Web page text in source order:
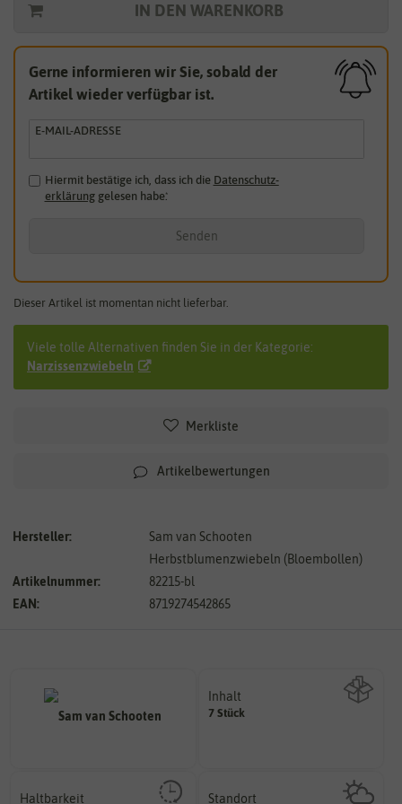
IN DEN WARENKORB
Gerne informieren wir Sie, sobald der
Artikel wieder verfügbar ist.
E-MAIL-ADRESSE
Hiermit bestätige ich, dass ich die Daten­schutz­
erklärunggelesen habe.*
Senden
Dieser Artikel ist momentan nicht lieferbar.
Viele tolle Alternativen finden Sie in der Kategorie:
Narzissenzwiebeln
Merkliste
Artikelbewertungen
Hersteller:
Sam van Schooten
Herbstblumenzwiebeln (Bloembollen)
Artikelnummer:
82215-bl
EAN:
8719274542865
Inhalt
7 StückWie viel ist enthalten
Haltbarkeit Standort